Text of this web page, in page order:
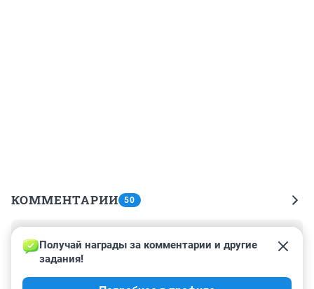
КОММЕНТАРИИ 50
6 июня 2025, 12:20
ездил в ГАИ за разрешением или какой-то
постановкой на учёт. это как сейчас катера по городу
Получай награды за комментарии и другие
задания!